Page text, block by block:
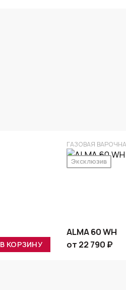
В КОРЗИНУ
ГАЗОВАЯ
Эксклюзив
ALMA 60 WH
от 22 790 ₽